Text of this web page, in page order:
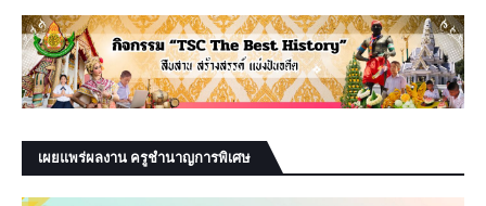
เผยแพร่ผลงาน ครูชำนาญการพิเศษ